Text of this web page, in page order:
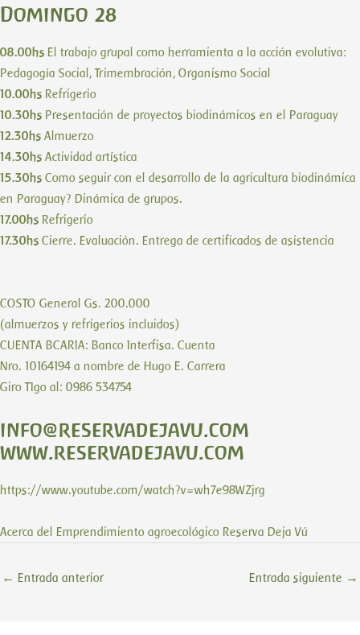
Domingo 28
08.00hs El trabajo grupal como herramienta a la acción evolutiva:
Pedagogía Social, Trimembración, Organismo Social
10.00hs Refrigerio
10.30hs Presentación de proyectos biodinámicos en el Paraguay
12.30hs Almuerzo
14.30hs Actividad artística
15.30hs Como seguir con el desarrollo de la agricultura biodinámica
en Paraguay? Dinámica de grupos.
17.00hs Refrigerio
17.30hs Cierre. Evaluación. Entrega de certificados de asistencia
COSTO General Gs. 200.000
(almuerzos y refrigerios incluidos)
CUENTA BCARIA: Banco Interfisa. Cuenta
Nro. 10164194 a nombre de Hugo E. Carrera
Giro TIgo al: 0986 534754
info@reservadejavu.com
www.reservadejavu.com
https://www.youtube.com/watch?v=wh7e98WZjrg
Acerca del Emprendimiento agroecológico Reserva Deja Vú
← Entrada anterior Entrada siguiente →